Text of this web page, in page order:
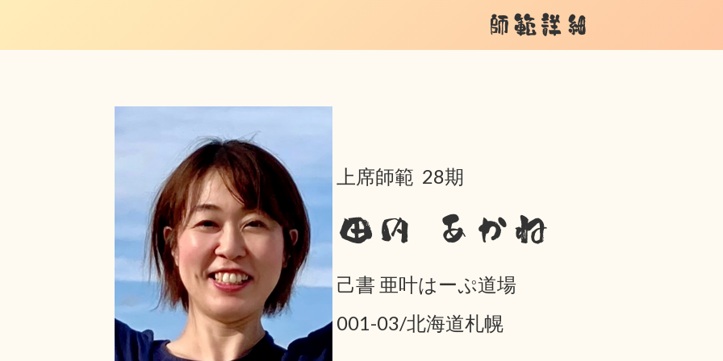
師範詳細
上席師範 28期
田内 あかね
己書 亜叶はーぷ道場
001-03/北海道札幌